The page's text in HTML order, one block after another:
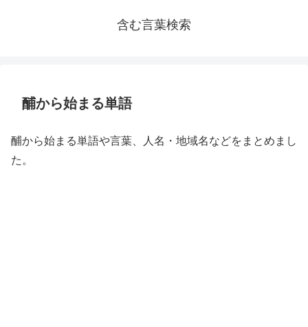
含む言葉検索
酺から始まる単語
酺から始まる単語や言葉、人名・地域名などをまとめまし
た。